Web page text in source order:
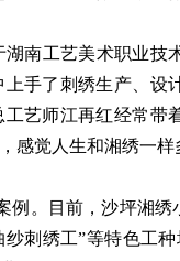
工艺美术职业技
手了刺绣生产、设
艺师江再红经常带
感觉人生和湘绣一样
目前，沙坪湘绣
刺绣工”等特色工